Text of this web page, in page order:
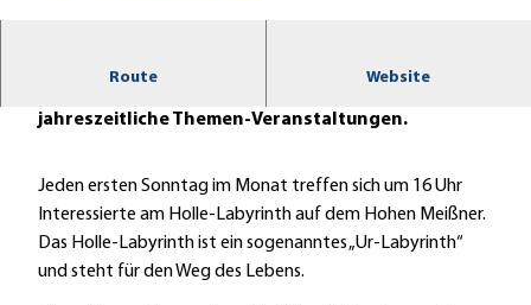
Route Website
jahreszeitliche Themen-Veranstaltungen.
Jeden ersten Sonntag im Monat treffen sich um 16 Uhr
Interessierte am Holle-Labyrinth auf dem Hohen Meißner.
Das Holle-Labyrinth ist ein sogenanntes „Ur-Labyrinth“
und steht für den Weg des Lebens.